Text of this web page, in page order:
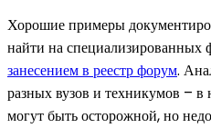
Хорошие примеры
найти на специализированных
занесением в реестр форум.
разных вузов и техникумов – в
могут быть осторожной, но